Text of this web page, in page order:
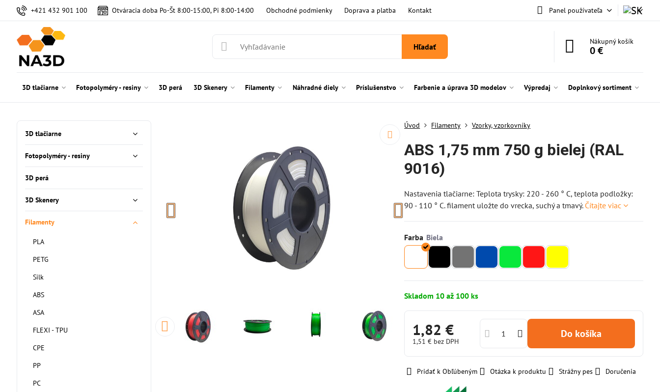
+421 432 901 100 Otváracia doba Po-Št 8:00-15:00, Pi 8:00-14:00 Obchodné podmienky Doprava a platba Kontakt Panel používateľa
Hľadať
Nákupný košík
0 €
3D tlačiarne Fotopolyméry - resiny 3D perá 3D Skenery Filamenty Náhradné diely Príslušenstvo Farbenie a úprava 3D modelov Výpredaj Doplnkový sortiment
Úvod Filamenty Vzorky, vzorkovníky
ABS 1,75 mm 750 g bielej (RAL
9016)
Nastavenia tlačiarne: Teplota trysky: 220 - 260 ° C, teplota podložky:
90 - 110 ° C. filament uložte do vrecka, suchý a tmavý. Čítajte viac
Farba
Skladom 10 až 100 ks
1,82 €
1,51 € bez DPH
Do košíka
Pridať k Obľúbeným Otázka k produktu Strážny pes Doručenia
3D tlačiarne
Fotopolyméry - resiny
3D perá
3D Skenery
Filamenty
PLA
PETG
Silk
ABS
ASA
FLEXI - TPU
CPE
PP
PC